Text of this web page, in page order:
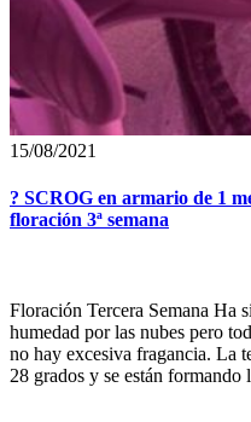
15/08/2021
? SCROG en armario de 1
floración 3ª semana
Floración Tercera Semana Ha
humedad por las nubes pero
no hay excesiva fragancia. La
28 grados y se están formando